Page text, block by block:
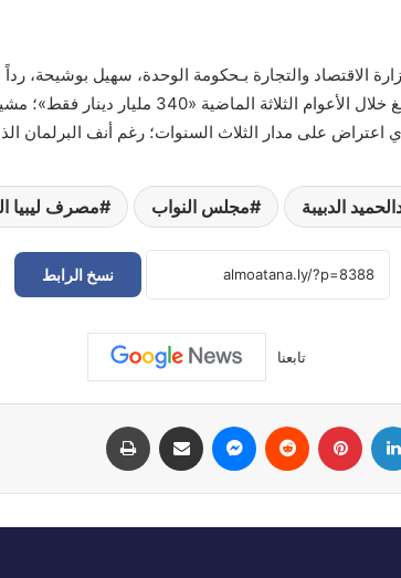
الاقتصاد والتجارة بـحكومة الوحدة، سهيل بوشيحة،
تصريحات إن إنفاق حكومته بلغ خلال الأعوام
اعتراض على مدار الثلاث السنوات؛ رغم أنف البرلمان
الدبيبة مجلس النواب مصرف ليبيا
نسخ الرابط
تابعنا
لينكدإن بينتيريست ماسنجر مشاركة عبر البريد
وزير
البرلمان